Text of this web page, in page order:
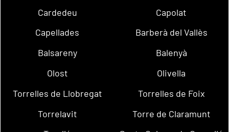
Cardedeu
Capolat
Capellades
Barberà del Vallès
Balsareny
Balenyà
Olost
Olivella
Torrelles de Llobregat
Torrelles de Foix
Torrelavit
Torre de Claramunt